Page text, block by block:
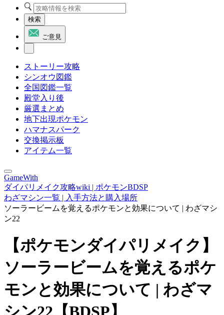
検索
ご意見
ストーリー攻略
シンオウ図鑑
全国図鑑一覧
殿堂入り後
厳選まとめ
地下出現ポケモン
ハマナスパーク
交換掲示板
アイテム一覧
GameWith
ダイパリメイク攻略wiki | ポケモンBDSP
わざマシン一覧 | 入手方法と購入場所
ソーラービームを覚えるポケモンと効果について | わざマシ
ン22
【ポケモンダイパリメイク】
ソーラービームを覚えるポケ
モンと効果について | わざマ